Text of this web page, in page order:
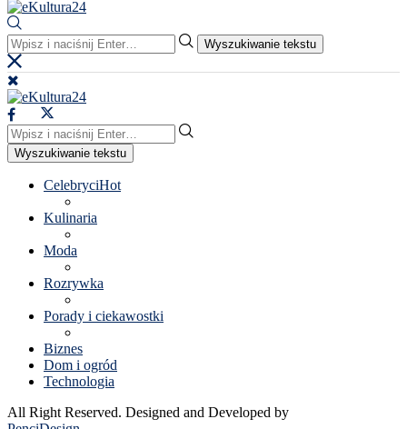
Wyszukiwanie tekstu
Wyszukiwanie tekstu
CelebryciHot
Kulinaria
Moda
Rozrywka
Porady i ciekawostki
Biznes
Dom i ogród
Technologia
All Right Reserved. Designed and Developed by